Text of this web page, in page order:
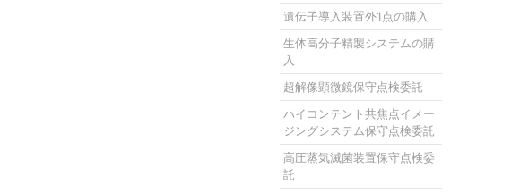
遺伝子導入装置外1点の購入
生体高分子精製システムの購
入
超解像顕微鏡保守点検委託
ハイコンテント共焦点イメー
ジングシステム保守点検委託
高圧蒸気滅菌装置保守点検委
託